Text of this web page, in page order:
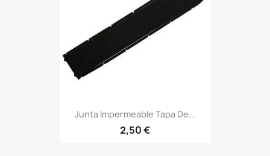
Junta Impermeable Tapa De...
2,50 €